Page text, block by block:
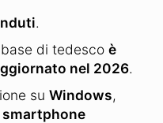
.
di tedesco è
nel 2026.
su Windows,
smartphone